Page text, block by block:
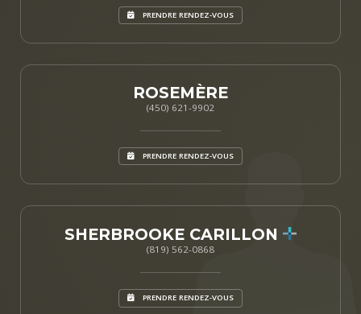
PRENDRE RENDEZ-VOUS
ROSEMÈRE
(450) 621-9902
PRENDRE RENDEZ-VOUS
SHERBROOKE CARILLON
(819) 562-0868
PRENDRE RENDEZ-VOUS